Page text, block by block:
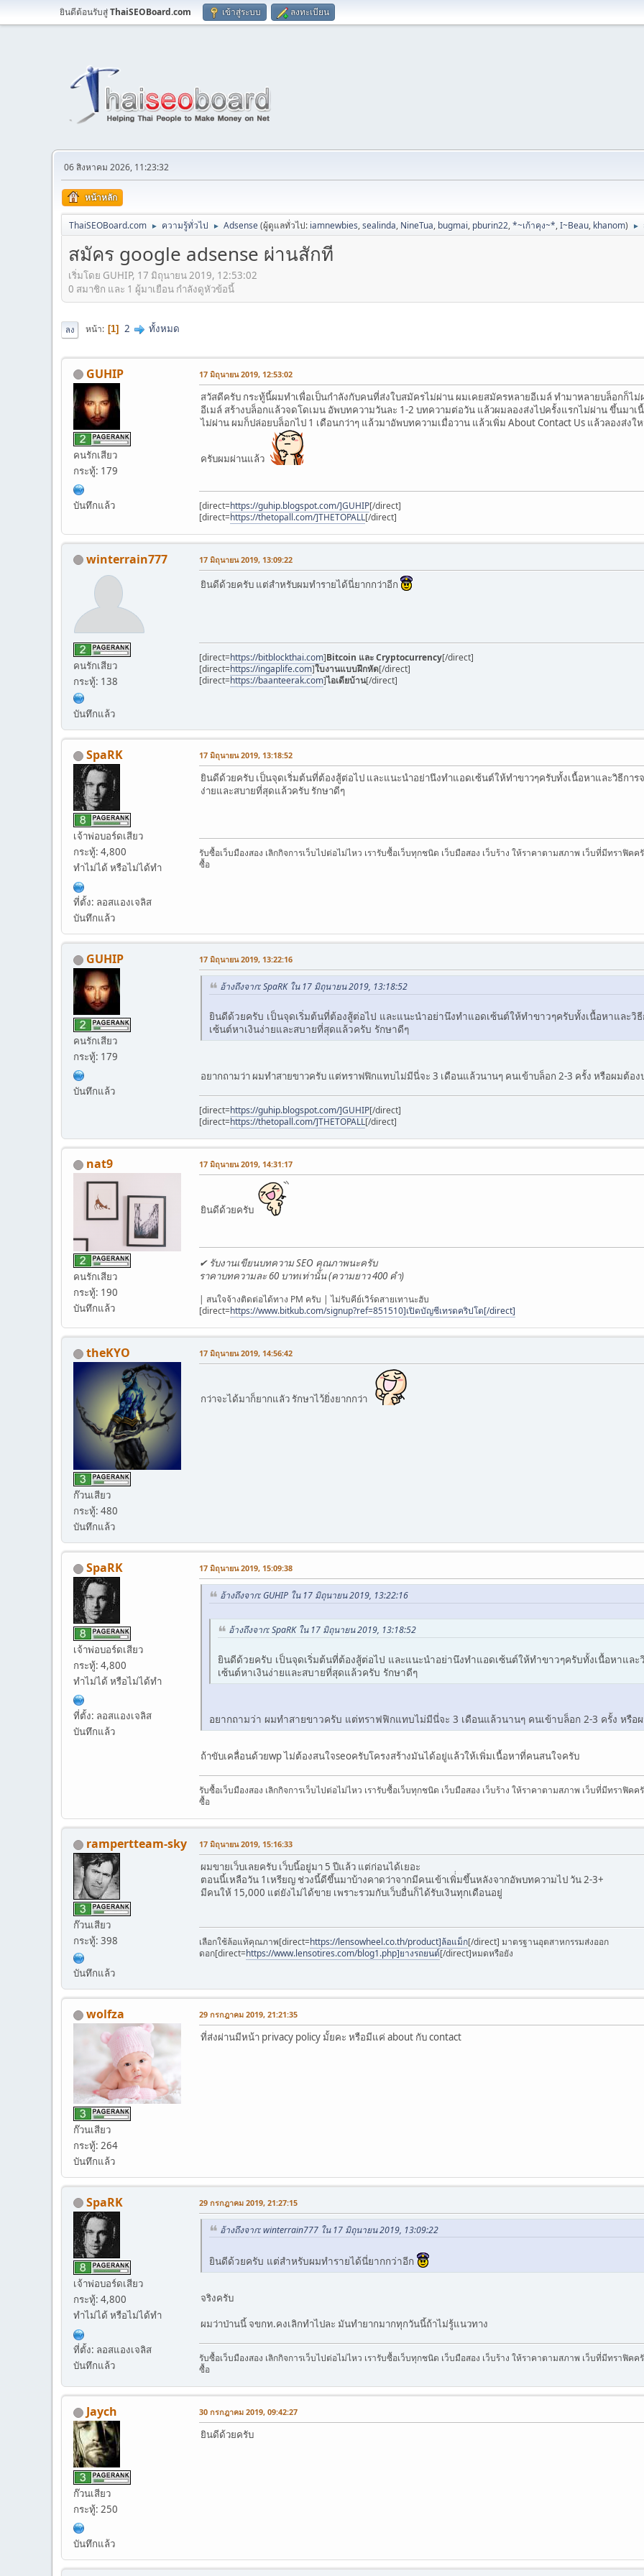
ยินดีต้อนรับสู่ThaiSEOBoard.com เข้าสู่ระบบ ลงทะเบียน
06 สิงหาคม 2026, 11:23:32
หน้าหลัก
ThaiSEOBoard.com ► ความรู้ทั่วไป ► Adsense(ผู้ดูแลทั่วไป: iamnewbies,sealinda, NineTua, bugmai, pburin22,*~เก้าคุง~*,I~Beau, khanom) ►
สมัคร google adsense ผ่านสักที
เริ่มโดย GUHIP, 17 มิถุนายน 2019, 12:53:02
0 สมาชิก และ 1 ผู้มาเยือน กำลังดูหัวข้อนี้
ลง หน้า 1 2 ทั้งหมด
GUHIP
คนรักเสียว
กระทู้: 179
บันทึกแล้ว
17 มิถุนายน 2019, 12:53:02
สวัสดีครับ กระทู้นี้ผมทำเพื่อเป็นกำลังกับคนที่ส่งใบสมัครไม่ผ่าน ผมเคยสมัครหลายอีเมล์ ทำมาหลายบล็อกก็ไ
อีเมล์ สร้างบล็อกแล้วจดโดเมน อัพบทความวันละ 1-2 บทความต่อวัน แล้วผมลองส่งไปครั้งแรกไม่ผ่าน ขึ้นมา
ไม่ผ่าน ผมก็ปล่อยบล็อกไป 1 เดือนกว่าๆ แล้วมาอัพบทความเมื่อวาน แล้วเพิ่ม About Contact Us แล้วลองส่ง
ครับผมผ่านแล้ว
[direct=https://guhip.blogspot.com/]GUHIP[/direct]
[direct=https://thetopall.com/]THETOPALL[/direct]
winterrain777
คนรักเสียว
กระทู้: 138
บันทึกแล้ว
17 มิถุนายน 2019, 13:09:22
ยินดีด้วยครับ แต่สำหรับผมทำรายได้นี่ยากกว่าอีก
[direct=https://bitblockthai.com]Bitcoin และ Cryptocurrency[/direct]
[direct=https://ingaplife.com]ใบงานแบบฝึกหัด[/direct]
[direct=https://baanteerak.com]ไอเดียบ้าน[/direct]
SpaRK
เจ้าพ่อบอร์ดเสียว
กระทู้: 4,800
ทำไม่ได้ หรือไม่ได้ทำ
ที่ตั้ง: ลอสแองเจลิส
บันทึกแล้ว
17 มิถุนายน 2019, 13:18:52
ยินดีด้วยครับ เป็นจุดเริ่มต้นที่ต้องสู้ต่อไป และแนะนำอย่านึงทำแอดเซ้นต์ให้ทำขาวๆครับทั้งเนื้อหาและวิธีกา
ง่ายและสบายที่สุดแล้วครับ รักษาดีๆ
รับซื้อเว็บมืองสอง เลิกกิจการเว็บไปต่อไม่ไหว เรารับซื้อเว็บทุกชนิด เว็บมือสอง เว็บร้าง ให้ราคาตามสภาพ เว็บที่มีทราฟิ
ซื้อ
GUHIP
คนรักเสียว
กระทู้: 179
บันทึกแล้ว
17 มิถุนายน 2019, 13:22:16
อ้างถึงจาก: SpaRK ใน 17 มิถุนายน 2019, 13:18:52
ยินดีด้วยครับ เป็นจุดเริ่มต้นที่ต้องสู้ต่อไป และแนะนำอย่านึงทำแอดเซ้นต์ให้ทำขาวๆครับทั้งเนื้อหาและวิ
เซ้นต์หาเงินง่ายและสบายที่สุดแล้วครับ รักษาดีๆ
อยากถามว่า ผมทำสายขาวครับ แต่ทราฟฟิกแทบไม่มีนี่จะ 3 เดือนแล้วนานๆ คนเข้าบล็อก 2-3 ครั้ง หรือผมต้องป
[direct=https://guhip.blogspot.com/]GUHIP[/direct]
[direct=https://thetopall.com/]THETOPALL[/direct]
nat9
คนรักเสียว
กระทู้: 190
บันทึกแล้ว
17 มิถุนายน 2019, 14:31:17
ยินดีด้วยครับ
✔ รับงานเขียนบทความ SEO คุณภาพนะครับ
ราคาบทความละ 60 บาทเท่านั้น (ความยาว 400 คำ)
| สนใจจ้างติดต่อได้ทาง PM ครับ | ไม่รับคีย์เวิร์ดสายเทานะฮับ
[direct=https://www.bitkub.com/signup?ref=851510]เปิดบัญชีเทรดคริปโต[/direct]
theKYO
ก๊วนเสียว
กระทู้: 480
บันทึกแล้ว
17 มิถุนายน 2019, 14:56:42
กว่าจะได้มาก็ยากแลัว รักษาไว้ยิ่งยากกว่า
SpaRK
เจ้าพ่อบอร์ดเสียว
กระทู้: 4,800
ทำไม่ได้ หรือไม่ได้ทำ
ที่ตั้ง: ลอสแองเจลิส
บันทึกแล้ว
17 มิถุนายน 2019, 15:09:38
อ้างถึงจาก: GUHIP ใน 17 มิถุนายน 2019, 13:22:16
อ้างถึงจาก: SpaRK ใน 17 มิถุนายน 2019, 13:18:52
ยินดีด้วยครับ เป็นจุดเริ่มต้นที่ต้องสู้ต่อไป และแนะนำอย่านึงทำแอดเซ้นต์ให้ทำขาวๆครับทั้งเนื้อหาและ
เซ้นต์หาเงินง่ายและสบายที่สุดแล้วครับ รักษาดีๆ
อยากถามว่า ผมทำสายขาวครับ แต่ทราฟฟิกแทบไม่มีนี่จะ 3 เดือนแล้วนานๆ คนเข้าบล็อก 2-3 ครั้ง หรือผ
ถ้าขับเคลื่อนด้วยwp ไม่ต้องสนใจseoครับโครงสร้างมันได้อยู่แล้วให้เพิ่มเนื้อหาที่คนสนใจครับ
รับซื้อเว็บมืองสอง เลิกกิจการเว็บไปต่อไม่ไหว เรารับซื้อเว็บทุกชนิด เว็บมือสอง เว็บร้าง ให้ราคาตามสภาพ เว็บที่มีทราฟิ
ซื้อ
rampertteam-sky
ก๊วนเสียว
กระทู้: 398
บันทึกแล้ว
17 มิถุนายน 2019, 15:16:33
ผมขายเว็บเลยครับ เว็บนี้อยู่มา 5 ปีแล้ว แต่ก่อนได้เยอะ
ตอนนี้เหลือวัน 1เหรียญ ช่วงนี้ดีขึ้นมาบ้างคาดว่าจากมีคนเข้าเพิ่่มขึ้นหลังจากอัพบทความไป วัน 2-3+
มีคนให้ 15,000 แต่ยังไม่ได้ขาย เพราะรวมกับเว็บอื่นก็ได้รับเงินทุกเดือนอยู่
เลือกใช้ล้อแท้คุณภาพ[direct=https://lensowheel.co.th/product]ล้อแม็ก[/direct] มาตรฐานอุตสาหกรรมส่งออก
ดอก[direct=https://www.lensotires.com/blog1.php]ยางรถยนต์[/direct]หมดหรือยัง
wolfza
ก๊วนเสียว
กระทู้: 264
บันทึกแล้ว
29 กรกฎาคม 2019, 21:21:35
ที่ส่งผ่านมีหน้า privacy policy มั้ยคะ หรือมีแค่ about กับ contact
SpaRK
เจ้าพ่อบอร์ดเสียว
กระทู้: 4,800
ทำไม่ได้ หรือไม่ได้ทำ
ที่ตั้ง: ลอสแองเจลิส
บันทึกแล้ว
29 กรกฎาคม 2019, 21:27:15
อ้างถึงจาก: winterrain777 ใน 17 มิถุนายน 2019, 13:09:22
ยินดีด้วยครับ แต่สำหรับผมทำรายได้นี่ยากกว่าอีก
จริงครับ
ผมว่าป่านนี้ จขกท.คงเลิกทำไปละ มันทำยากมากทุกวันนี้ถ้าไม่รู้แนวทาง
รับซื้อเว็บมืองสอง เลิกกิจการเว็บไปต่อไม่ไหว เรารับซื้อเว็บทุกชนิด เว็บมือสอง เว็บร้าง ให้ราคาตามสภาพ เว็บที่มีทราฟิ
ซื้อ
Jaych
ก๊วนเสียว
กระทู้: 250
บันทึกแล้ว
30 กรกฎาคม 2019, 09:42:27
ยินดีด้วยครับ